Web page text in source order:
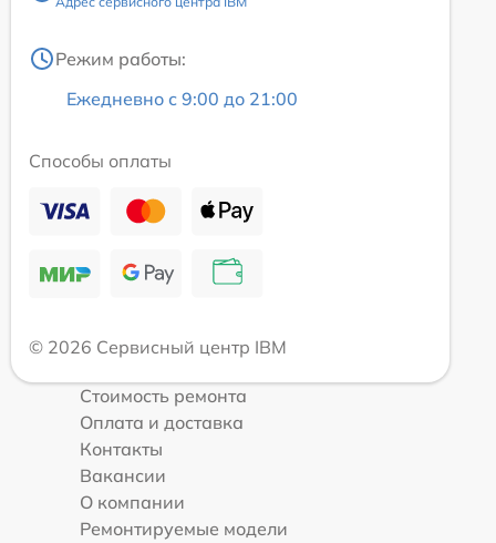
Режим работы:
Ежедневно с 9:00 до 21:00
Способы оплаты
© 2026 Сервисный центр IBM
Стоимость ремонта
Оплата и доставка
Контакты
Вакансии
О компании
Ремонтируемые модели